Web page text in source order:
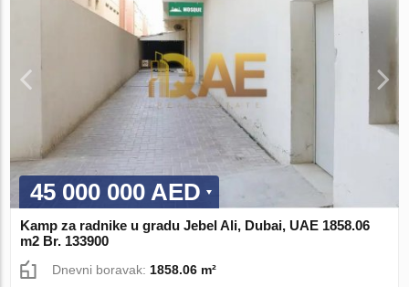
45 000 000 AED
Kamp za radnike u gradu Jebel Ali, Dubai, UAE 1858.06
m2 Br. 133900
Dnevni boravak: 1858.06 m²